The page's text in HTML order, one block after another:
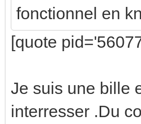
fonctionnel en
[quote
Je suis une bille
interresser .Du